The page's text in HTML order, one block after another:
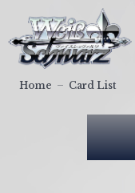
ァ
イ
Home Card List